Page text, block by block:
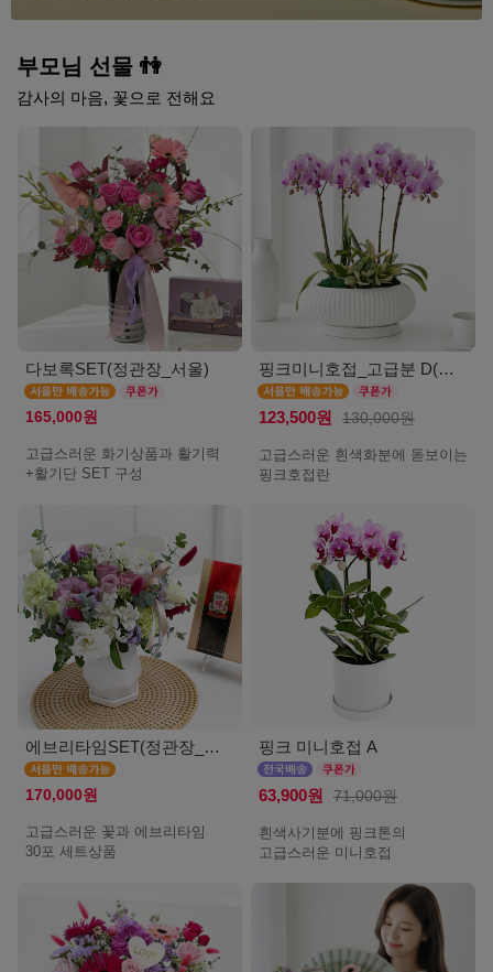
부모님 선물 👫
감사의 마음, 꽃으로 전해요
다보록SET(정관장_서울)
165,000원
고급스러운 화기상품과 활기력
+활기단 SET 구성
핑크미니호접_고급분 D(서울)
123,500원 130,000원
고급스러운 흰색화분에 돋보이는
핑크호접란
에브리타임SET(정관장_서울)
170,000원
고급스러운 꽃과 에브리타임
30포 세트상품
핑크 미니호접 A
63,900원 71,000원
흰색사기분에 핑크톤의
고급스러운 미니호접